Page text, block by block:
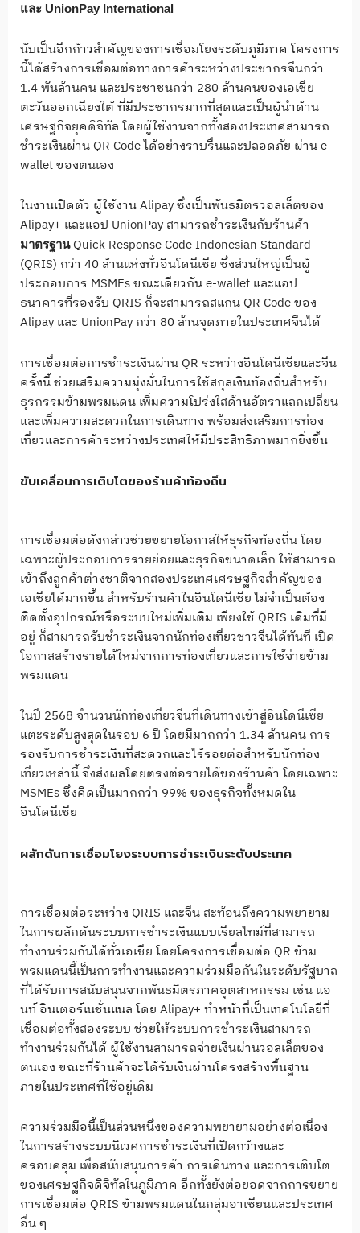
และ UnionPay International
นับเป็นอีกก้าวสำคัญของการเชื่อมโยงระดับภูมิภาค โครงการ
นี้ได้สร้างการเชื่อมต่อทางการค้าระหว่างประชากรจีนกว่า
1.4 พันล้านคน และประชาชนกว่า 280 ล้านคนของเอเชีย
ตะวันออกเฉียงใต้ ที่มีประชากรมากที่สุดและเป็นผู้นำด้าน
เศรษฐกิจยุคดิจิทัล โดยผู้ใช้งานจากทั้งสองประเทศสามารถ
ชำระเงินผ่าน QR Code ได้อย่างราบรื่นและปลอดภัย ผ่าน e-
wallet ของตนเอง
ในงานเปิดตัว ผู้ใช้งาน Alipay ซึ่งเป็นพันธมิตรวอลเล็ตของ
Alipay+ และแอป UnionPay สามารถชำระเงินกับร้านค้า
มาตรฐาน Quick Response Code Indonesian Standard
(QRIS) กว่า 40 ล้านแห่งทั่วอินโดนีเซีย ซึ่งส่วนใหญ่เป็นผู้
ประกอบการ MSMEs ขณะเดียวกัน e-wallet และแอป
ธนาคารที่รองรับ QRIS ก็จะสามารถสแกน QR Code ของ
Alipay และ UnionPay กว่า 80 ล้านจุดภายในประเทศจีนได้
การเชื่อมต่อการชำระเงินผ่าน QR ระหว่างอินโดนีเซียและจีน
ครั้งนี้ ช่วยเสริมความมุ่งมั่นในการใช้สกุลเงินท้องถิ่นสำหรับ
ธุรกรรมข้ามพรมแดน เพิ่มความโปร่งใสด้านอัตราแลกเปลี่ยน
และเพิ่มความสะดวกในการเดินทาง พร้อมส่งเสริมการท่อง
เที่ยวและการค้าระหว่างประเทศให้มีประสิทธิภาพมากยิ่งขึ้น
ขับเคลื่อนการเติบโตของร้านค้าท้องถิ่น
การเชื่อมต่อดังกล่าวช่วยขยายโอกาสให้ธุรกิจท้องถิ่น โดย
เฉพาะผู้ประกอบการรายย่อยและธุรกิจขนาดเล็ก ให้สามารถ
เข้าถึงลูกค้าต่างชาติจากสองประเทศเศรษฐกิจสำคัญของ
เอเชียได้มากขึ้น สำหรับร้านค้าในอินโดนีเซีย ไม่จำเป็นต้อง
ติดตั้งอุปกรณ์หรือระบบใหม่เพิ่มเติม เพียงใช้ QRIS เดิมที่มี
อยู่ ก็สามารถรับชำระเงินจากนักท่องเที่ยวชาวจีนได้ทันที เปิด
โอกาสสร้างรายได้ใหม่จากการท่องเที่ยวและการใช้จ่ายข้าม
พรมแดน
ในปี 2568 จำนวนนักท่องเที่ยวจีนที่เดินทางเข้าสู่อินโดนีเซีย
แตะระดับสูงสุดในรอบ 6 ปี โดยมีมากกว่า 1.34 ล้านคน การ
รองรับการชำระเงินที่สะดวกและไร้รอยต่อสำหรับนักท่อง
เที่ยวเหล่านี้ จึงส่งผลโดยตรงต่อรายได้ของร้านค้า โดยเฉพาะ
MSMEs ซึ่งคิดเป็นมากกว่า 99% ของธุรกิจทั้งหมดใน
อินโดนีเซีย
ผลักดันการเชื่อมโยงระบบการชำระเงินระดับประเทศ
การเชื่อมต่อระหว่าง QRIS และจีน สะท้อนถึงความพยายาม
ในการผลักดันระบบการชำระเงินแบบเรียลไทม์ที่สามารถ
ทำงานร่วมกันได้ทั่วเอเชีย โดยโครงการเชื่อมต่อ QR ข้าม
พรมแดนนี้เป็นการทำงานและความร่วมมือกันในระดับรัฐบาล
ที่ได้รับการสนับสนุนจากพันธมิตรภาคอุตสาหกรรม เช่น แอ
นท์ อินเตอร์เนชั่นแนล โดย Alipay+ ทำหน้าที่เป็นเทคโนโลยีที่
เชื่อมต่อทั้งสองระบบ ช่วยให้ระบบการชำระเงินสามารถ
ทำงานร่วมกันได้ ผู้ใช้งานสามารถจ่ายเงินผ่านวอลเล็ตของ
ตนเอง ขณะที่ร้านค้าจะได้รับเงินผ่านโครงสร้างพื้นฐาน
ภายในประเทศที่ใช้อยู่เดิม
ความร่วมมือนี้เป็นส่วนหนึ่งของความพยายามอย่างต่อเนื่อง
ในการสร้างระบบนิเวศการชำระเงินที่เปิดกว้างและ
ครอบคลุม เพื่อสนับสนุนการค้า การเดินทาง และการเติบโต
ของเศรษฐกิจดิจิทัลในภูมิภาค อีกทั้งยังต่อยอดจากการขยาย
การเชื่อมต่อ QRIS ข้ามพรมแดนในกลุ่มอาเซียนและประเทศ
อื่น ๆ